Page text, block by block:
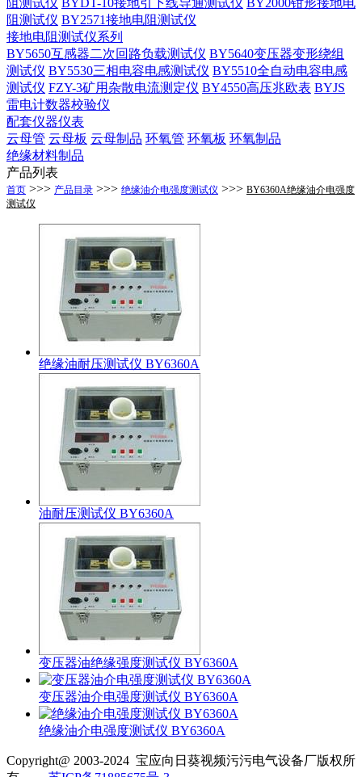
阻测试仪 BYDT-10接地引下线导通测试仪 BY2000钳形接地电
阻测试仪 BY2571接地电阻测试仪
接地电阻测试仪系列
BY5650互感器二次回路负载测试仪 BY5640变压器变形绕组
测试仪 BY5530三相电容电感测试仪 BY5510全自动电容电感
测试仪 FZY-3矿用杂散电流测定仪 BY4550高压兆欧表 BYJS
雷电计数器校验仪
配套仪器仪表
云母管 云母板 云母制品 环氧管 环氧板 环氧制品
绝缘材料制品
产品列表
首页 >>> 产品目录 >>> 绝缘油介电强度测试仪 >>> BY6360A绝缘油介电强度
测试仪
绝缘油耐压测试仪 BY6360A
油耐压测试仪 BY6360A
变压器油绝缘强度测试仪 BY6360A
变压器油介电强度测试仪 BY6360A
绝缘油介电强度测试仪 BY6360A
Copyright@ 2003-2024 宝应向日葵视频污污电气设备厂版权所